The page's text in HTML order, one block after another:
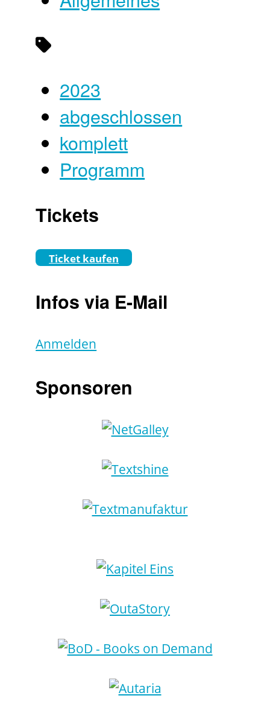
2023
abgeschlossen
komplett
Programm
Tickets
Ticket kaufen
Infos via E-Mail
Anmelden
Sponsoren